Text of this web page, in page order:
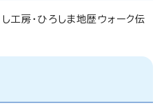
工房・ひろしま地歴ウォーク伝